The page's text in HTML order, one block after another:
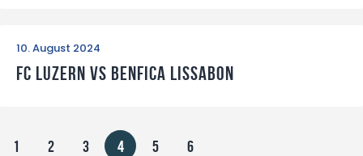
10. August 2024
FC Luzern vs Benfica Lissabon
1 2 3 4 5 6